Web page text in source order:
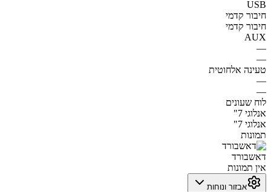
USB
חיבור קדמי
חיבור קדמי
AUX
—
—
טעינה אלחוטית
—
—
לוח שעונים
אנלוגי 7"
אנלוגי 7"
תמונות
דאשבורד
אין תמונות
אבזור ונוחות